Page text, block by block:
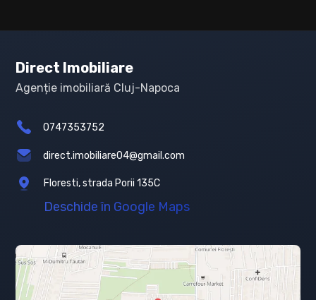
Direct Imobiliare
Agenție imobiliară Cluj-Napoca
0747353752
direct.imobiliare04@gmail.com
Floresti, strada Porii 135C
Deschide în Google Maps